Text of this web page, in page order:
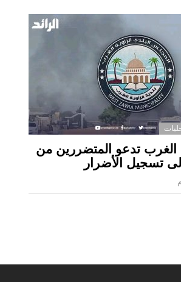
الغرب تدعو المتضررين من
تسجيل الأضرار